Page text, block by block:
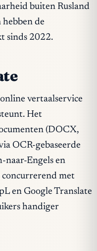
buiten Rusland
de
sinds 2022.
vertaalservice
Het
(DOCX,
OCR-gebaseerde
naar-Engels en
concurrerend met
en Google Translate
handiger